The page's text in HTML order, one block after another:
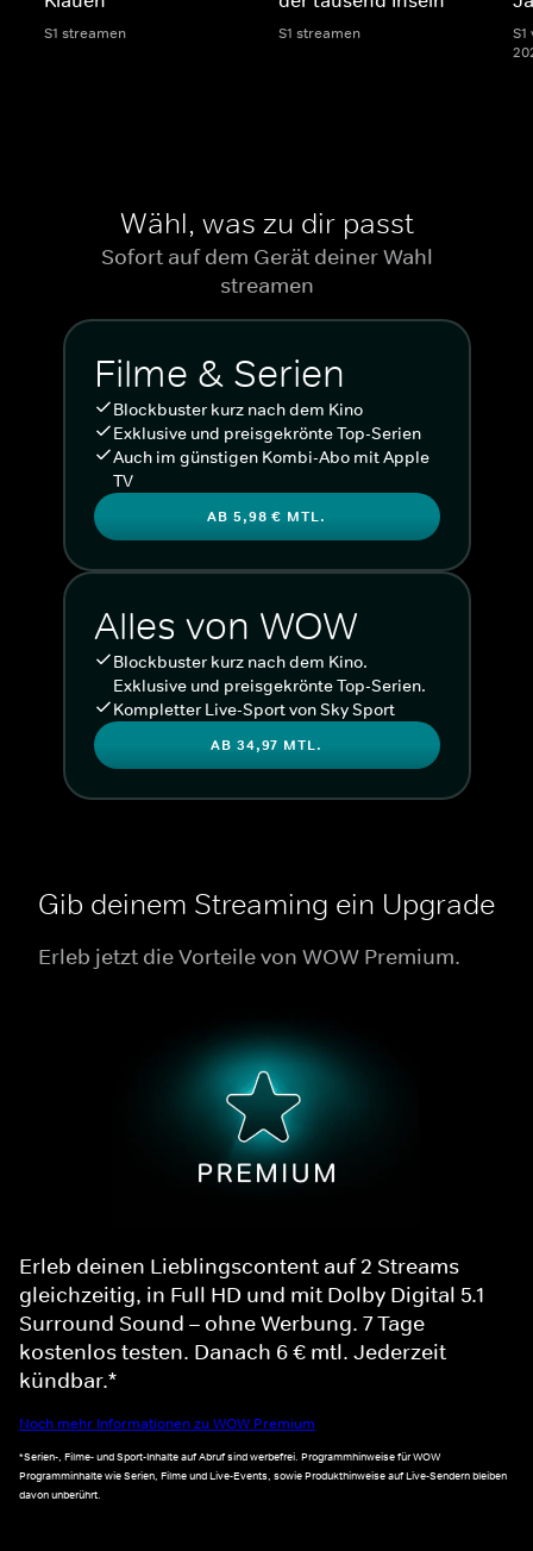
S1 streamen S1 streamen
Wähl, was zu dir passt
Sofort auf dem Gerät deiner Wahl
streamen
Filme & Serien
Blockbuster kurz nach dem Kino
Exklusive und preisgekrönte Top-Serien
Auch im günstigen Kombi-Abo mit Apple
TV
AB 5,98 € MTL.
Alles von WOW
Blockbuster kurz nach dem Kino.
Exklusive und preisgekrönte Top-Serien.
Kompletter Live-Sport von Sky Sport
AB 34,97 MTL.
Gib deinem Streaming ein Upgrade
Erleb jetzt die Vorteile von WOW Premium.
Erleb deinen Lieblingscontent auf 2 Streams
gleichzeitig, in Full HD und mit Dolby Digital 5.1
Surround Sound – ohne Werbung. 7 Tage
kostenlos testen. Danach 6 € mtl. Jederzeit
kündbar.*
Noch mehr Informationen zu WOW Premium
*Serien-, Filme- und Sport-Inhalte auf Abruf sind werbefrei. Programmhinweise für WOW
Programminhalte wie Serien, Filme und Live-Events, sowie Produkthinweise auf Live-Sendern bleiben
davon unberührt.